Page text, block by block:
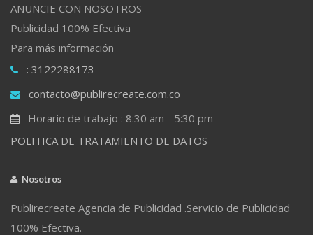
ANUNCIE CON NOSOTROS
Publicidad 100% Efectiva
Para más información
: 3122288173
contacto@publirecreate.com.co
Horario de trabajo : 8:30 am - 5:30 pm
POLITICA DE TRATAMIENTO DE DATOS
Nosotros
Publirecreate Agencia de Publicidad .Servicio de Publicidad
100% Efectiva.